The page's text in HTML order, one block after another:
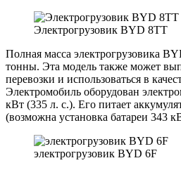
Электрогрузовик BYD 8TT
Полная масса электрогрузовика
тонны. Эта модель также может
перевозки и использоваться в
Электромобиль оборудован
кВт (335 л. с.). Его питает
(возможна установка батареи 343
электрогрузовик BYD 6F